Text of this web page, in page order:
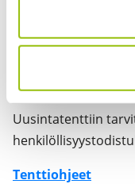
arkipäivää ennen
Uusintatenttiin
Tenttiohjeet